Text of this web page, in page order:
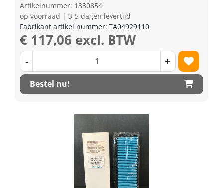
Artikelnummer: 1330854
op voorraad | 3-5 dagen levertijd
Fabrikant artikel nummer: TA04929110
€ 117,06 excl. BTW
- +
Bestel nu!